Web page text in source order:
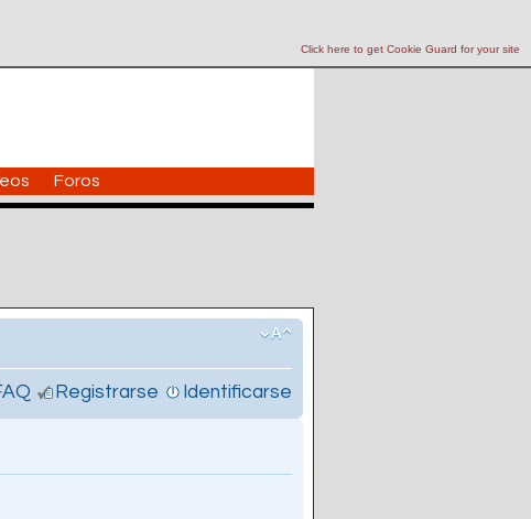
Click here to get Cookie Guard for your site
Foros
Registrarse Identificarse